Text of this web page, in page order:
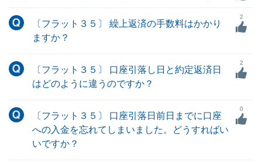
〔フラット３５〕 繰上返済の手数料はかかり
ますか？
2
〔フラット３５〕 口座引落し日と約定返済日
はどのように違うのですか？
2
〔フラット３５〕 口座引落日前日までに口座
への入金を忘れてしまいました。どうすればい
いですか？
0